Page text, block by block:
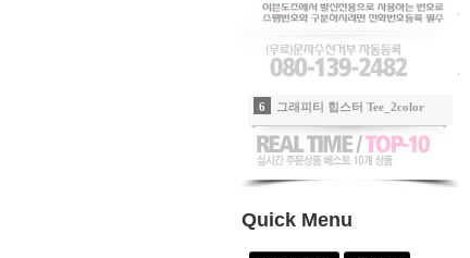
8 자수포인트 라운드티_2color
9 에어리 쉬폰 티어드 롱 스커트_화이트
Quick Menu